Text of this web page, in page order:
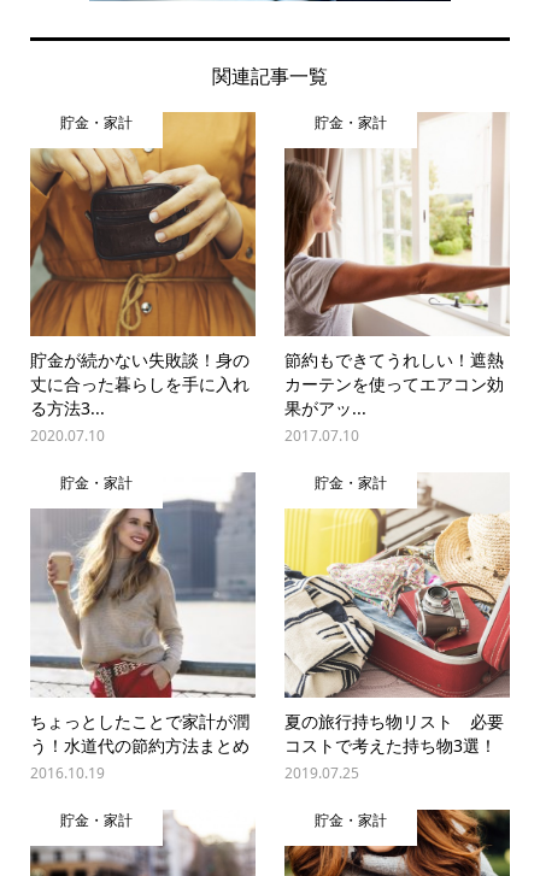
関連記事一覧
貯金・家計
貯金が続かない失敗談！身の
丈に合った暮らしを手に入れ
る方法3...
2020.07.10
貯金・家計
節約もできてうれしい！遮熱
カーテンを使ってエアコン効
果がアッ...
2017.07.10
貯金・家計
ちょっとしたことで家計が潤
う！水道代の節約方法まとめ
2016.10.19
貯金・家計
夏の旅行持ち物リスト 必要
コストで考えた持ち物3選！
2019.07.25
貯金・家計 貯金・家計